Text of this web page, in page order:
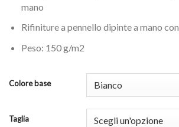
mano
Rifiniture a pennello dipinte a mano
Peso: 150 g/m2
Colore base
Taglia